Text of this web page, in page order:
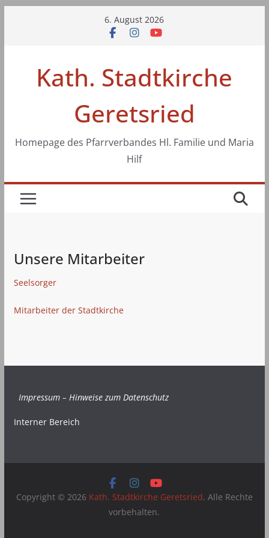
6. August 2026
Kath. Stadtkirche
Geretsried
Homepage des Pfarrverbandes Hl. Familie und Maria
Hilf
Unsere Mitarbeiter
Seelsorger
Mitarbeiter der Stadtkirche
Impressum– Hinweise zum Datenschutz
Interner Bereich
Copyright © 2026 Kath. Stadtkirche Geretsried. Alle Rechte
vorbehalten.